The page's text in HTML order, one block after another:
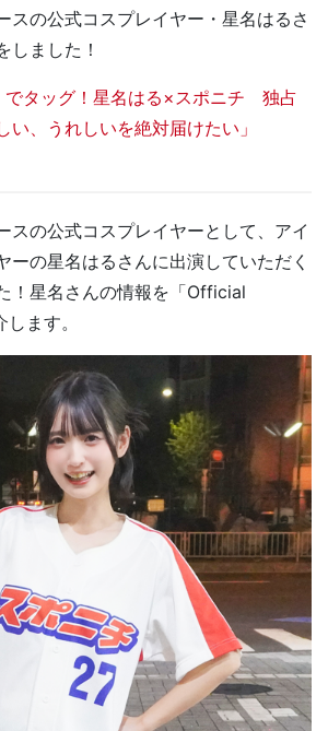
スの公式コスプレイヤー・星名はるさ
しました！
でタッグ！星名はる×スポニチ 独占
い、うれしいを絶対届けたい」
スの公式コスプレイヤーとして、アイ
ーの星名はるさんに出演していただく
！星名さんの情報を「Official
ます。